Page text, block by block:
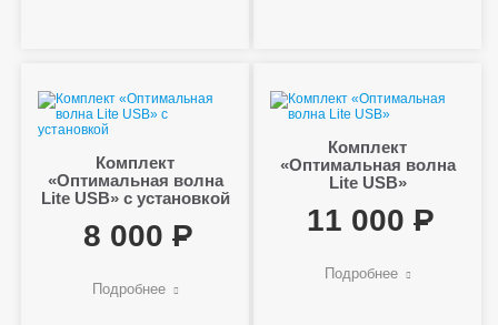
Комплект
«Оптимальная волна
Lite USB» с установкой
8 000
Подробнее
Комплект
«Оптимальная волна
Lite USB»
11 000
Подробнее